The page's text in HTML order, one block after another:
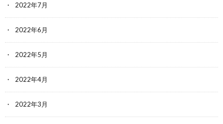
2022年7月
2022年6月
2022年5月
2022年4月
2022年3月